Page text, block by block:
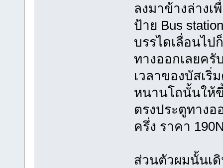
ลงมาข้างล่าง
ป้าย Bus
บรรไดเลื่อนไป
ทางออกเลยครั
เวลาของบัสเริ่
หนานโถนั้นให้
ตรงประตูทางอ
ครึ่ง ราคา
ส่วนตัวผมนั้นเ